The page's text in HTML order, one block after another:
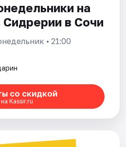
на
в Сочи
• 21:00
со скидкой
на Kassir.ru